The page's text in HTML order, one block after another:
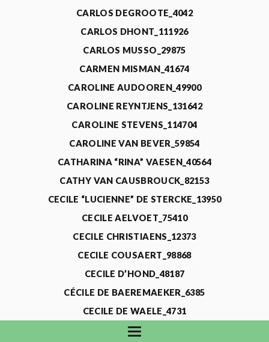
CARLOS DEGROOTE_4042
CARLOS DHONT_111926
CARLOS MUSSO_29875
CARMEN MISMAN_41674
CAROLINE AUDOOREN_49900
CAROLINE REYNTJENS_131642
CAROLINE STEVENS_114704
CAROLINE VAN BEVER_59854
CATHARINA “RINA” VAESEN_40564
CATHY VAN CAUSBROUCK_82153
CECILE “LUCIENNE” DE STERCKE_13950
CECILE AELVOET_75410
CECILE CHRISTIAENS_12373
CECILE COUSAERT_98868
CECILE D’HOND_48187
CÉCILE DE BAEREMAEKER_6385
CECILE DE WAELE_4731
CECILE DEVOS_115318